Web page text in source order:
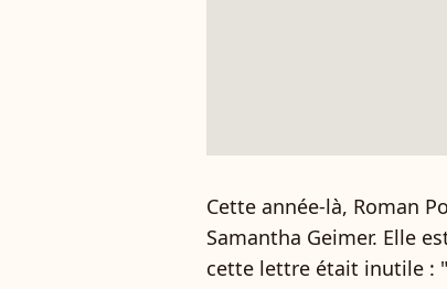
Cette année-là, Roman
Samantha Geimer. Elle
cette lettre était inutile : "